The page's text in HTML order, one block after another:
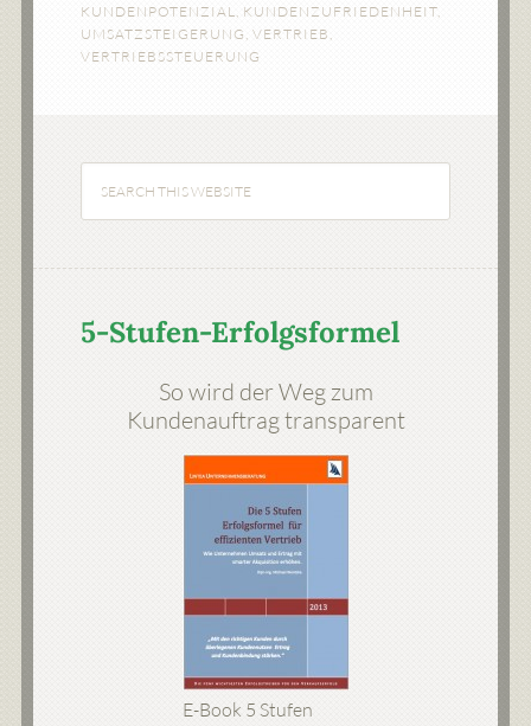
KUNDENPOTENZIAL
KUNDENZUFRIEDENHEIT,
UMSATZSTEIGERUNG VERTRIEB
VERTRIEBSSTEUERUNG
5-Stufen-Erfolgsformel
So wird der Weg zum
Kundenauftrag transparent
E-Book 5 Stufen